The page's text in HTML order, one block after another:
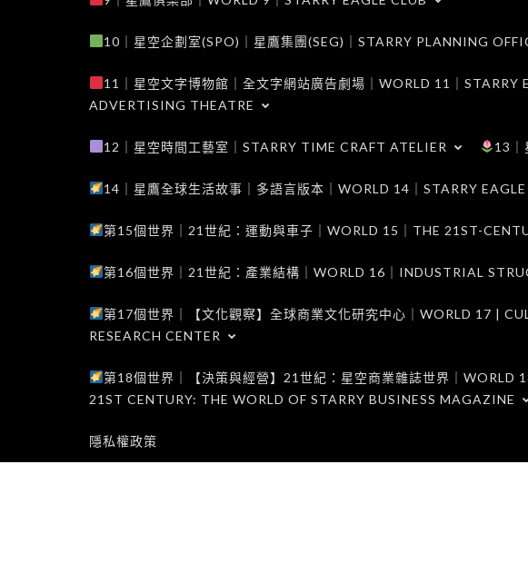
10｜星空企劃室(SPO)｜星鷹集團(SEG)｜STARRY PLANNING
11｜星空文字博物館｜全文字網站廣告劇場｜WORLD 11｜
ADVERTISING THEATRE
12｜星空時間工藝室｜STARRY TIME CRAFT ATELIER 13｜
14｜星鷹全球生活故事｜多語言版本｜WORLD 14｜STARRY
第15個世界｜21世紀：運動與車子｜WORLD 15｜THE 21ST-
第16個世界｜21世紀：產業結構｜WORLD 16｜INDUSTRIAL
第17個世界｜【文化觀察】全球商業文化研究中心｜WORLD 17 |
RESEARCH CENTER
第18個世界｜【決策與經營】21世紀：星空商業雜誌世界｜
21ST CENTURY: THE WORLD OF STARRY BUSINESS MAGAZINE
隱私權政策